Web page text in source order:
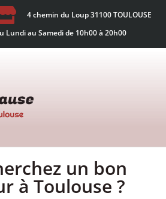
4 chemin du Loup 31100 TOULOUSE
Lundi au Samedi de 10h00 à 20h00
un bon
à Toulouse ?